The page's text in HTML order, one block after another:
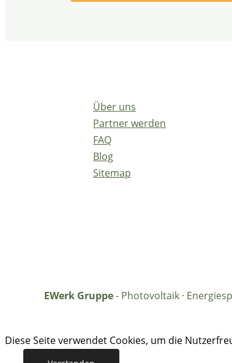
Über uns
Partner werden
FAQ
Blog
Sitemap
EWerk Gruppe- Photovoltaik ·
Diese Seite verwendet Cookies, um die